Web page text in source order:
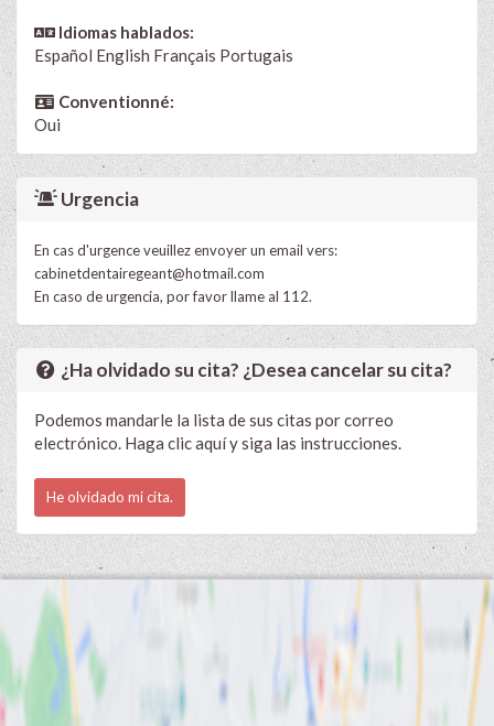
Idiomas hablados:
Español English Français Portugais
Conventionné:
Oui
Urgencia
En cas d'urgence veuillez envoyer un email vers:
cabinetdentairegeant@hotmail.com
En caso de urgencia, por favor llame al 112.
¿Ha olvidado su cita? ¿Desea cancelar su cita?
Podemos mandarle la lista de sus citas por correo
electrónico. Haga clic aquí y siga las instrucciones.
He olvidado mi cita.